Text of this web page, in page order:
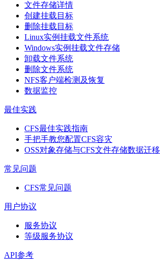
文件存储详情
创建挂载目标
删除挂载目标
Linux实例挂载文件系统
Windows实例挂载文件存储
卸载文件系统
删除文件系统
NFS客户端检测及恢复
数据监控
最佳实践
CFS最佳实践指南
手把手教您配置CFS容灾
OSS对象存储与CFS文件存储数据迁移
常见问题
CFS常见问题
用户协议
服务协议
等级服务协议
API参考